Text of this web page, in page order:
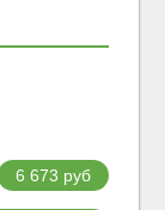
6 673 руб